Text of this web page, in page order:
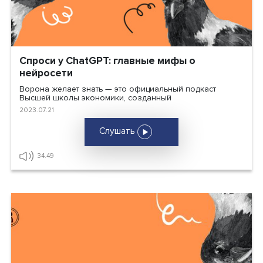
Спроси у ChatGPT: главные мифы о
Ворона желает знать — это официальный подкаст
Высшей школы экономики, созданный
2023.07.21
Слушать